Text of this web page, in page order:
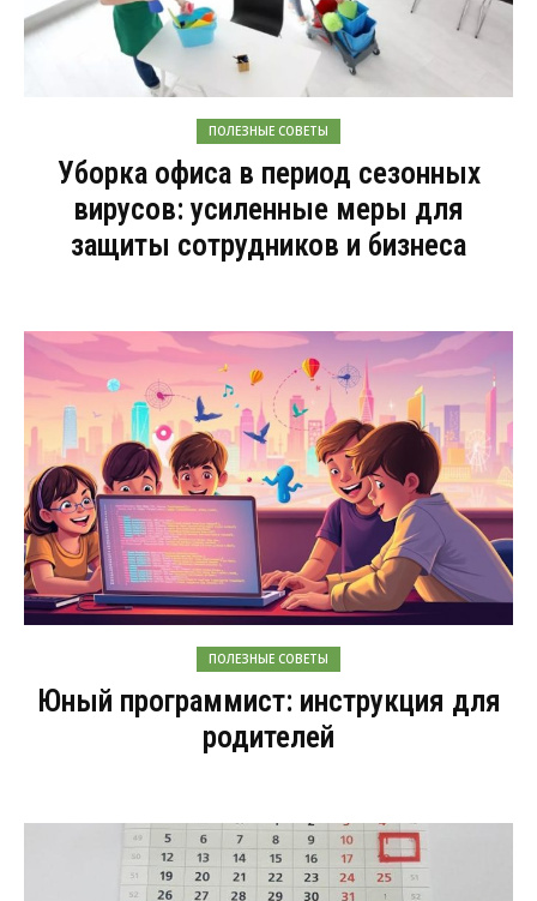
ПОЛЕЗНЫЕ СОВЕТЫ
Уборка офиса в период сезонных
вирусов: усиленные меры для
защиты сотрудников и бизнеса
ПОЛЕЗНЫЕ СОВЕТЫ
Юный программист: инструкция для
родителей